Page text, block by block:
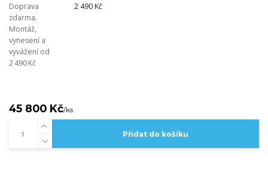
Doprava
zdarma.
Montáž,
vynesení a
vyvážení od
2 490 Kč
2 490 Kč
45 800 Kč/ks
Přidat do košíku